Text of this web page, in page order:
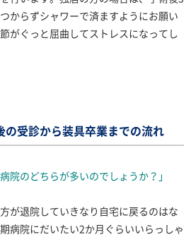
からずシャワーで済ますようにお願い
がぐっと屈曲してストレスになってし
受診から装具卒業までの流れ
院のどちらが多いのでしょうか？」
が退院していきなり自宅に戻るのはな
病院にだいたい2か月ぐらいいらっしゃ